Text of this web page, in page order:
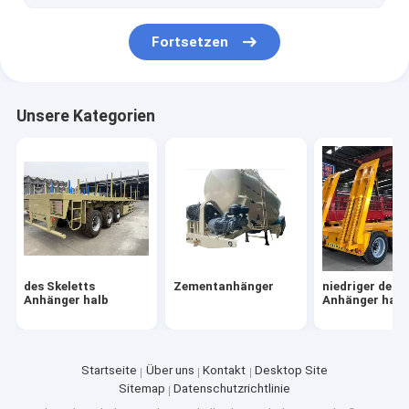
BetonmischwagenFortsetzen
Unsere Kategorien
des Skeletts
Anhänger halb
Zementanhänger
niedriger des
Anhänger halb
Startseite Über uns Kontakt
Desktop Site
Sitemap
Datenschutzrichtlinie